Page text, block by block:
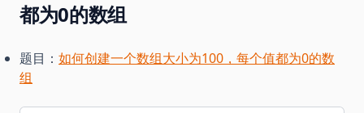
都为0的数组
题目： 如何创建一个数组大小为100，每个值都为0的数
组